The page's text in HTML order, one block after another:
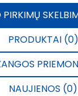
PIRKIMŲ
PRODUKTAI (0)
NAUJIENOS (0)